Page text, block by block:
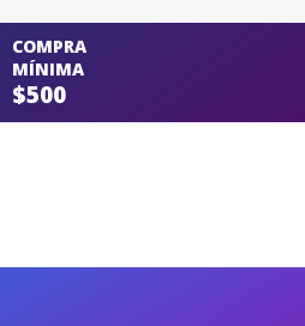
COMPRA
MÍNIMA
$500